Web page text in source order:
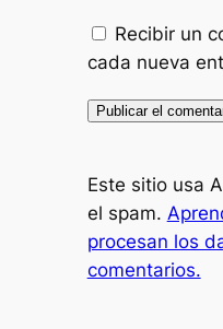
Recibir un
cada nueva
Este sitio usa
el spam.
procesan los
comentarios.